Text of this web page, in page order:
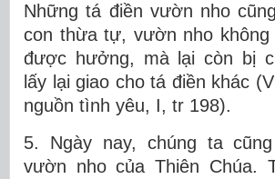
Những tá điền vườn nho
con thừa tự, vườn nho không
được hưởng, mà lại còn bị
lấy lại giao cho tá điền khác
nguồn tình yêu, I, tr 198).
5. Ngày nay, chúng ta
vườn nho của Thiên Chúa.